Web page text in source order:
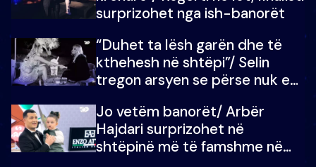
surprizohet nga ish-banorët
“Duhet ta lësh garën dhe të
kthehesh në shtëpi”/ Selin
tregon arsyen se përse nuk e
çoja luftën time deri në fund
Jo vetëm banorët/ Arbër
Hajdari surprizohet në
shtëpinë më të famshme në